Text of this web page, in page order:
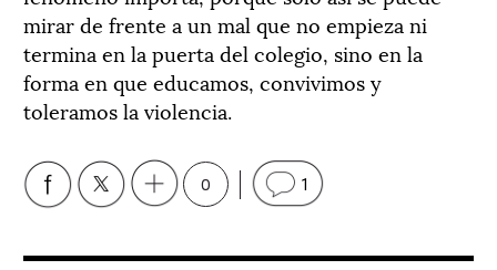
mirar de frente a un mal que no empieza ni
termina en la puerta del colegio, sino en la
forma en que educamos, convivimos y
toleramos la violencia.
0 1